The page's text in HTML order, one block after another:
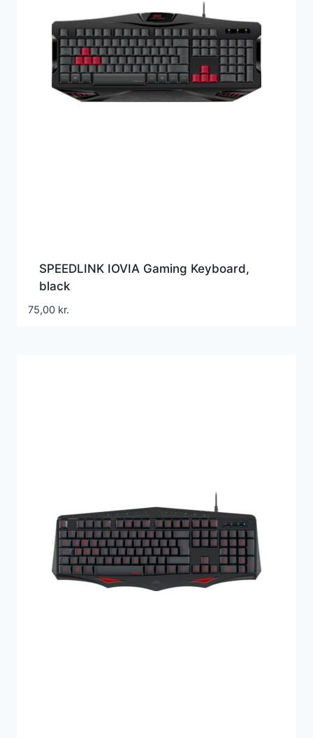
SPEEDLINK IOVIA Gaming Keyboard,
black
75,00 kr.